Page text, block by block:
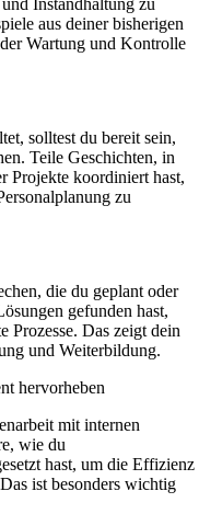
aus deiner bisherigen
Wartung und Kontrolle
solltest du bereit sein,
Teile Geschichten, in
Projekte koordiniert hast,
zu
die du geplant oder
gefunden hast,
Prozesse. Das zeigt dein
und Weiterbildung.
hervorheben
mit internen
wie du
hast, um die Effizienz
ist besonders wichtig